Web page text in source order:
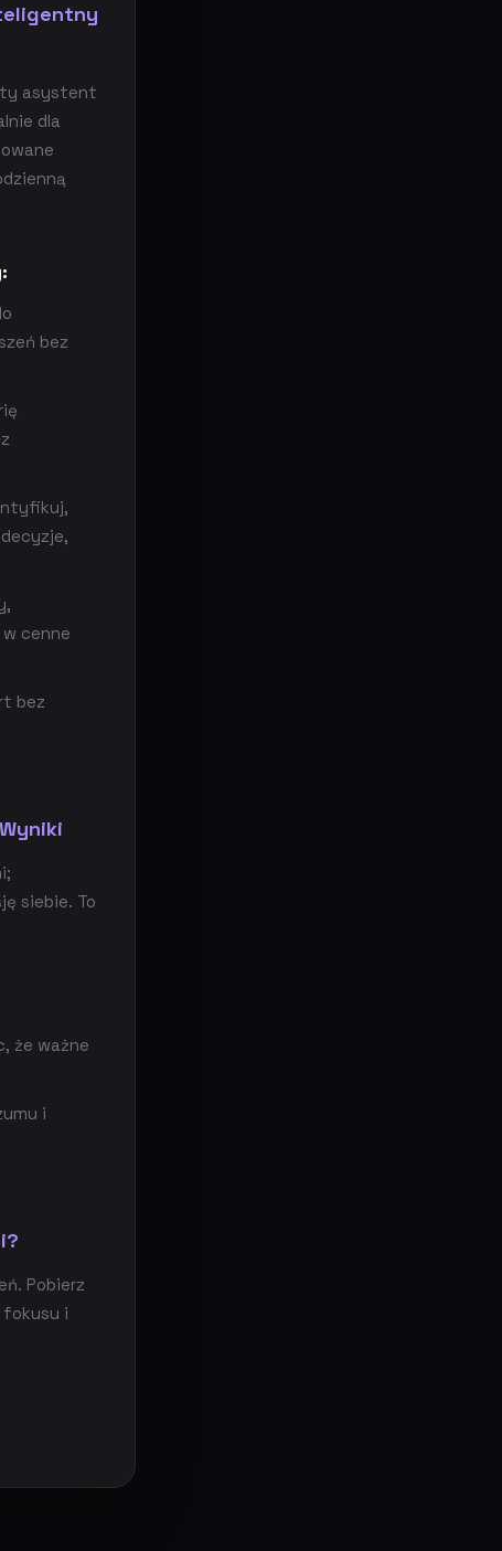
asystent
dla
bez
cenne
bez
siebie. To
że ważne
i
Pobierz
i